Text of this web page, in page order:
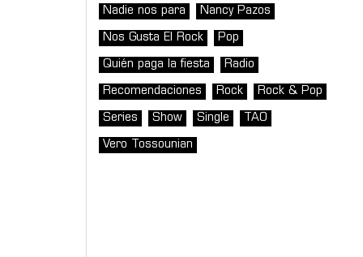
Nadie nos para Nancy Pazos
Nos Gusta El Rock Pop
Quién paga la fiesta Radio
Recomendaciones Rock Rock & Pop
Series Show Single TAO
Vero Tossounian